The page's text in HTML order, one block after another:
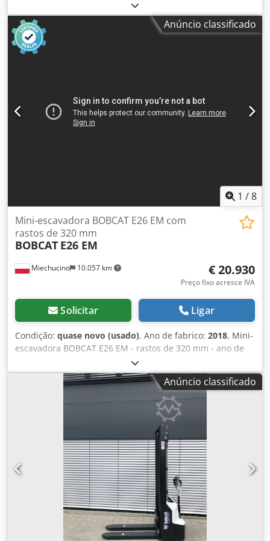
Oferecemos um E85 raro, não proveniente de uma
pequena empresa de construção, com ar condicionado. *
BRAÇO ARTICULADO com GARRA/PINÇA * Pá de limpeza
hidráulica, disponível como opção, em estoque com um
preço adicional justo Djdpfxjzr Avvo Ahqeck * Proveniente
kW, fabricante Yanmar * Tubulação para ferramentas
adicionais * Sistema de fixação rápida * Faróis adicionais *
Em excelente estado de conservação ----Somos uma oficina
Anúncio classificado
1 /8
Miechucino 10.057 km
Mini-escavadora BOBCAT E26 EM com
rastos de 320 mm
BOBCAT E26 EM
€ 20.930
Preço fixo acresce IVA
Solicitar Ligar
Condição: quase novo (usado), Ano de fabrico: 2018, Mini-
escavadora BOBCAT E26 EM - rastos de 320 mm - ano de
fabrico 2018 - 2660 meses Motor Fabricante do motor
Kubota Potência do motor 15,3 (a 2400 rpm) kW Modelo do
motor D1105-E2B-BCZ-2 Tipo de combustível Diesel
Número de cilindros 3 Deslocamento 1,123 litros Binário
71,2 Nm Água de arrefecimento Dimensões Altura total
2357 mm Distância ao solo 532 mm Largura (mín/máx
consoante a largura da via) 1398 mm 320 mm de largura
da via Pesos Pressão sobre o solo Pressão geostática 33,5
kPa Peso operacional com estrutura de proteção 3069 kg
Peso operacional com cabina fechada e aquecida 3188 kg
Sistema hidráulico Capacidade da bomba 2 x 28,8 l/min
Pressão de descompressão dos circuitos ligados 290 bar
Caudal auxiliar 48 l/min Dcjdpstwwr Rjfx Ahqjk Tração
Capacidade de subida 30 ° Velocidade baixa
(avanço/retrocesso) 2,4 km/h Velocidade elevada
Anúncio classificado